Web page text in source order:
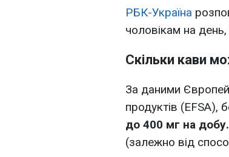
РБК-Україна
чоловікам на
Скільки кави
За даними
продуктів (EFSA),
до 400 мг на добу.
(залежно від